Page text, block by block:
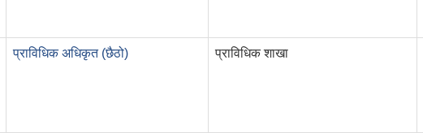
प्राविधिक अधिकृत (छैठो) प्राविधिक शाखा